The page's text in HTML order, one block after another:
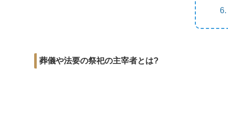
葬儀や法要の祭祀の主宰者とは?